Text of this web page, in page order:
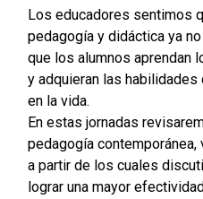
Los educadores sentimos
pedagogía y didáctica ya
que los alumnos aprendan
y adquieran las
en la vida.
En estas jornadas
pedagogía
a partir de los cuales
lograr una mayor